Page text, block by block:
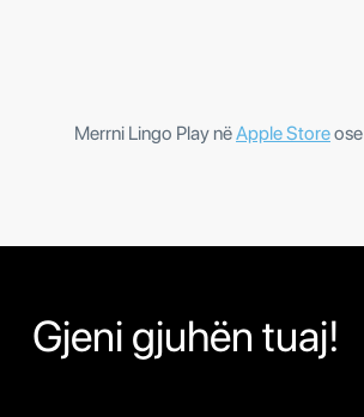
Merrni Lingo Play nëApple Storeose
Gjeni gjuhën tuaj!